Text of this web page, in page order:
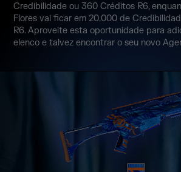
Credibilidade ou 360 Créditos R6,
Flores vai ficar em 20.000 de
R6. Aproveite esta oportunidade para
elenco e talvez encontrar o seu novo